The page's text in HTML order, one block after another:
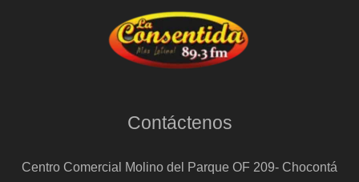
Contáctenos
Centro Comercial Molino del Parque OF 209- Chocontá